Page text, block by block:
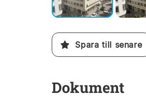
Spara till senare
Dokument